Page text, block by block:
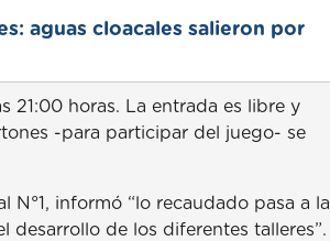
aguas cloacales salieron por
21:00 horas. La entrada es libre y
-para participar del juego- se
informó “lo recaudado pasa a la
desarrollo de los diferentes talleres”.